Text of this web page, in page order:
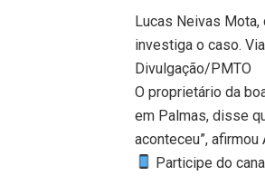
Lucas Neivas
investiga o caso.
Divulgação/PMTO
O proprietário da
em Palmas, disse
aconteceu”,
Participe do